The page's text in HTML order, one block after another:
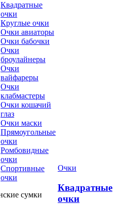
Квадратные
очки
Круглые очки
Очки авиаторы
Очки бабочки
Очки
броулайнеры
Очки
вайфареры
Очки
клабмастеры
Очки кошачий
глаз
Очки маски
Прямоугольные
очки
Ромбовидные
очки
Спортивные
очки
Очки
Квадратные
очки